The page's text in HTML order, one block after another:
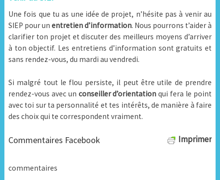
Une fois que tu as une idée de projet, n’hésite pas à venir au
SIEP pour un entretien d’information. Nous pourrons t’aider à
clarifier ton projet et discuter des meilleurs moyens d’arriver
à ton objectif. Les entretiens d’information sont gratuits et
sans rendez-vous, du mardi au vendredi.
Si malgré tout le flou persiste, il peut être utile de prendre
rendez-vous avec un conseiller d’orientation qui fera le point
avec toi sur ta personnalité et tes intérêts, de manière à faire
des choix qui te correspondent vraiment.
Imprimer
Commentaires Facebook
commentaires